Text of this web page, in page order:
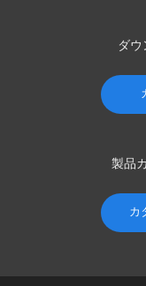
ダウ
製品
カ